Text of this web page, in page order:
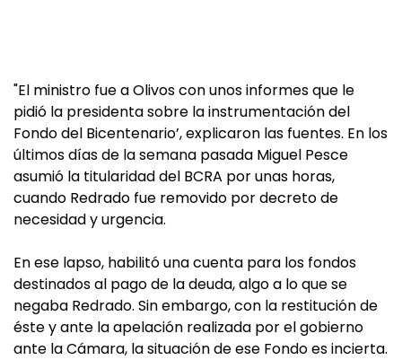
"El ministro fue a Olivos con unos informes que le
pidió la presidenta sobre la instrumentación del
Fondo del Bicentenario’, explicaron las fuentes. En los
últimos días de la semana pasada Miguel Pesce
asumió la titularidad del BCRA por unas horas,
cuando Redrado fue removido por decreto de
necesidad y urgencia.
En ese lapso, habilitó una cuenta para los fondos
destinados al pago de la deuda, algo a lo que se
negaba Redrado. Sin embargo, con la restitución de
éste y ante la apelación realizada por el gobierno
ante la Cámara, la situación de ese Fondo es incierta.